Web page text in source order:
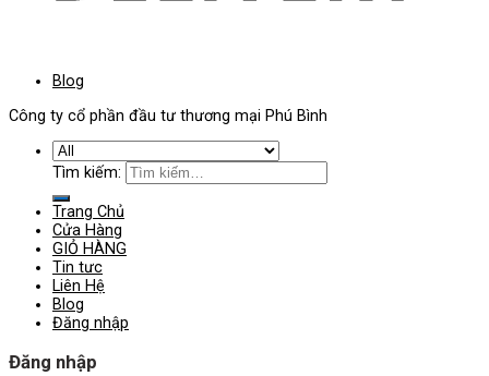
Blog
Công ty cổ phần đầu tư thương mại Phú Bình
Tìm kiếm:
Trang Chủ
Cửa Hàng
GIỎ HÀNG
Tin tưc
Liên Hệ
Blog
Đăng nhập
Đăng nhập